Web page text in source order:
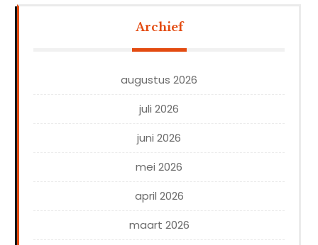
Archief
augustus 2026
juli 2026
juni 2026
mei 2026
april 2026
maart 2026